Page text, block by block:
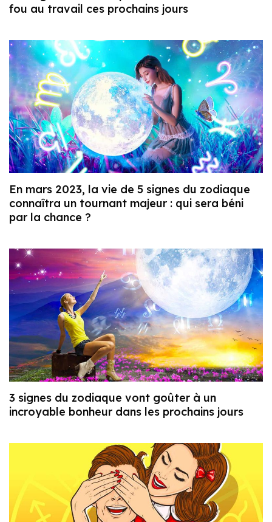
fou au travail ces prochains jours
En mars 2023, la vie de 5 signes du zodiaque
connaîtra un tournant majeur : qui sera béni
par la chance ?
3 signes du zodiaque vont goûter à un
incroyable bonheur dans les prochains jours